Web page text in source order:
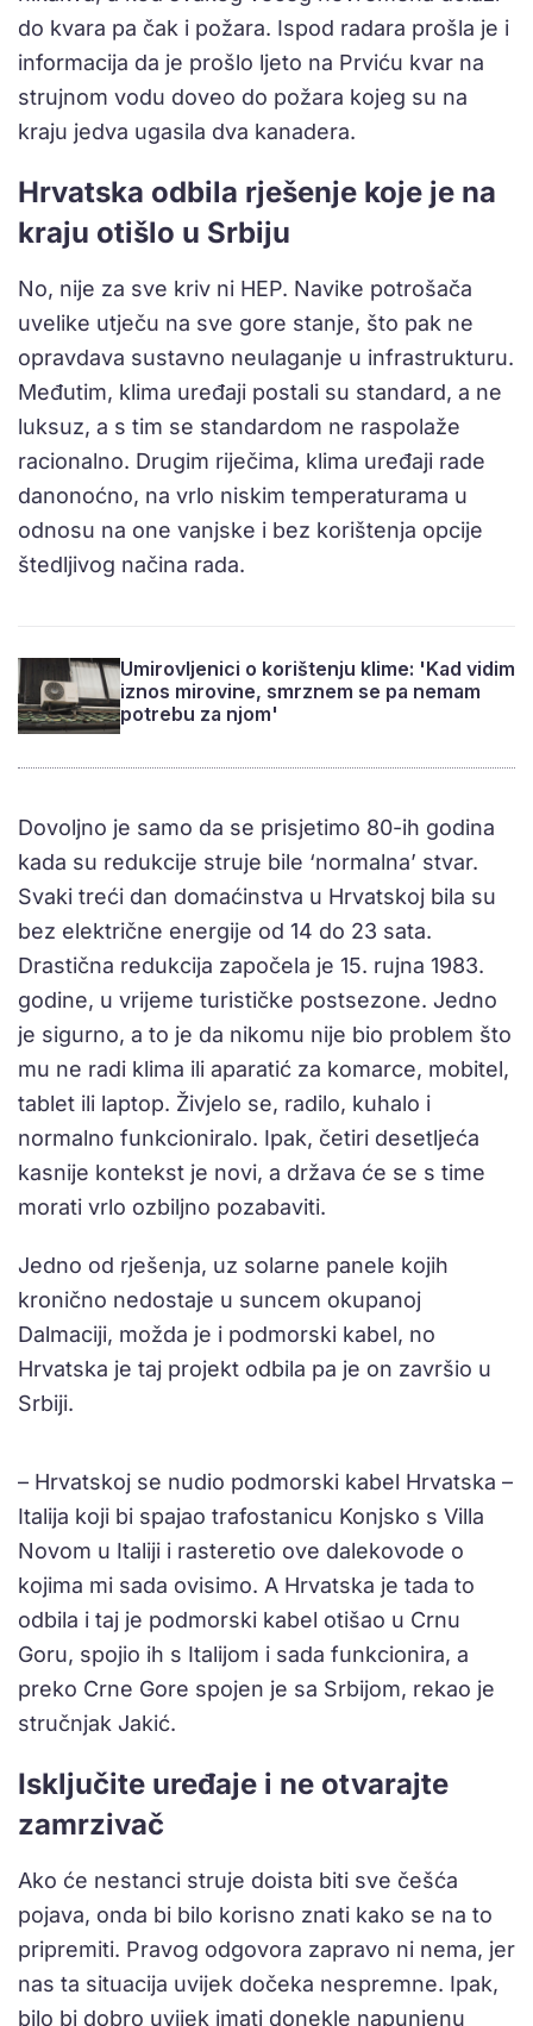
do kvara pa čak i požara. Ispod radara prošla je i
informacija da je prošlo ljeto na Prviću kvar na
strujnom vodu doveo do požara kojeg su na
kraju jedva ugasila dva kanadera.
Hrvatska odbila rješenje koje je na
kraju otišlo u Srbiju
No, nije za sve kriv ni HEP. Navike potrošača
uvelike utječu na sve gore stanje, što pak ne
opravdava sustavno neulaganje u infrastrukturu.
Međutim, klima uređaji postali su standard, a ne
luksuz, a s tim se standardom ne raspolaže
racionalno. Drugim riječima, klima uređaji rade
danonoćno, na vrlo niskim temperaturama u
odnosu na one vanjske i bez korištenja opcije
štedljivog načina rada.
Umirovljenici o korištenju klime: 'Kad vidim
iznos mirovine, smrznem se pa nemam
potrebu za njom'
Dovoljno je samo da se prisjetimo 80-ih godina
kada su redukcije struje bile ‘normalna’ stvar.
Svaki treći dan domaćinstva u Hrvatskoj bila su
bez električne energije od 14 do 23 sata.
Drastična redukcija započela je 15. rujna 1983.
godine, u vrijeme turističke postsezone. Jedno
je sigurno, a to je da nikomu nije bio problem što
mu ne radi klima ili aparatić za komarce, mobitel,
tablet ili laptop. Živjelo se, radilo, kuhalo i
normalno funkcioniralo. Ipak, četiri desetljeća
kasnije kontekst je novi, a država će se s time
morati vrlo ozbiljno pozabaviti.
Jedno od rješenja, uz solarne panele kojih
kronično nedostaje u suncem okupanoj
Dalmaciji, možda je i podmorski kabel, no
Hrvatska je taj projekt odbila pa je on završio u
Srbiji.
– Hrvatskoj se nudio podmorski kabel Hrvatska –
Italija koji bi spajao trafostanicu Konjsko s Villa
Novom u Italiji i rasteretio ove dalekovode o
kojima mi sada ovisimo. A Hrvatska je tada to
odbila i taj je podmorski kabel otišao u Crnu
Goru, spojio ih s Italijom i sada funkcionira, a
preko Crne Gore spojen je sa Srbijom, rekao je
stručnjak Jakić.
Isključite uređaje i ne otvarajte
zamrzivač
Ako će nestanci struje doista biti sve češća
pojava, onda bi bilo korisno znati kako se na to
pripremiti. Pravog odgovora zapravo ni nema, jer
nas ta situacija uvijek dočeka nespremne. Ipak,
bilo bi dobro uvijek imati donekle napunjenu